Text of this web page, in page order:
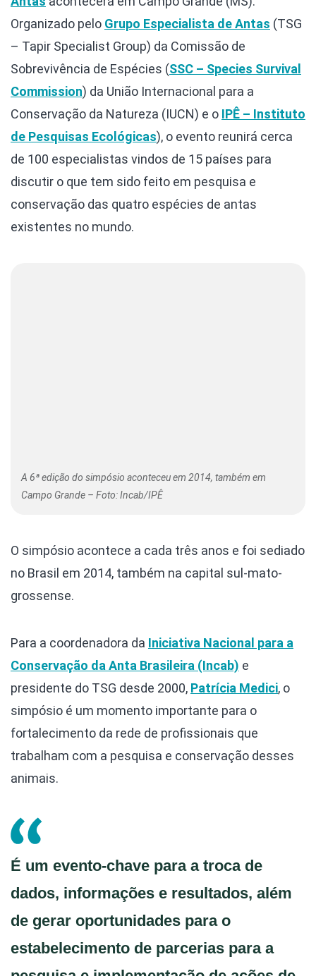
Organizado pelo Grupo Especialista de Antas (TSG
– Tapir Specialist Group) da Comissão de
Sobrevivência de Espécies (SSC – Species Survival
Commission) da União Internacional para a
Conservação da Natureza (IUCN) e o IPÊ – Instituto
de Pesquisas Ecológicas), o evento reunirá cerca
de 100 especialistas vindos de 15 países para
discutir o que tem sido feito em pesquisa e
conservação das quatro espécies de antas
existentes no mundo.
A 6ª edição do simpósio aconteceu em 2014, também em
Campo Grande – Foto: Incab/IPÊ
O simpósio acontece a cada três anos e foi sediado
no Brasil em 2014, também na capital sul-mato-
grossense.
Para a coordenadora da Iniciativa Nacional para a
Conservação da Anta Brasileira (Incab) e
presidente do TSG desde 2000, Patrícia Medici, o
simpósio é um momento importante para o
fortalecimento da rede de profissionais que
trabalham com a pesquisa e conservação desses
animais.
É um evento-chave para a troca de
dados, informações e resultados, além
de gerar oportunidades para o
estabelecimento de parcerias para a